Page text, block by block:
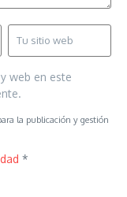
web en este
la publicación y gestión
*